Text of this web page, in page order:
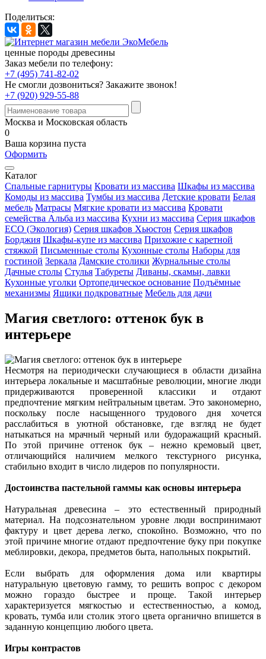
Поделиться:
ценные породы древесины
Заказ мебели по телефону:
+7 (495) 741-82-02
Не смогли дозвониться? Закажите звонок!
+7 (920) 929-55-88
Москва и Московская область
0
Ваша корзина пуста
Оформить
Каталог
Спальные гарнитуры Кровати из массива Шкафы из массива
Комоды из массива Тумбы из массива Детские кровати Белая
мебель Матрасы Мягкие кровати из массива Кровати
семейства Альба из массива Кухни из массива Серия шкафов
ECO (Экология) Серия шкафов Хьюстон Серия шкафов
Борджия Шкафы-купе из массива Прихожие с каретной
стяжкой Письменные столы Кухонные столы Наборы для
гостиной Зеркала Дамские столики Журнальные столы
Дачные столы Стулья Табуреты Диваны, скамьи, лавки
Кухонные уголки Ортопедическое основание Подъёмные
механизмы Ящики подкроватные Мебель для дачи
Магия светлого: оттенок бук в
интерьере
Несмотря на периодически случающиеся в области дизайна
интерьера локальные и масштабные революции, многие люди
придерживаются проверенной классики и отдают
предпочтение мягким нейтральным цветам. Это закономерно,
поскольку после насыщенного трудового дня хочется
расслабиться в уютной обстановке, где взгляд не будет
натыкаться на мрачный черный или будоражащий красный.
По этой причине оттенок бук – нежно кремовый цвет,
отличающийся наличием мелкого текстурного рисунка,
стабильно входит в число лидеров по популярности.
Достоинства пастельной гаммы как основы интерьера
Натуральная древесина – это естественный природный
материал. На подсознательном уровне люди воспринимают
фактуру и цвет дерева легко, спокойно. Возможно, что по
этой причине многие отдают предпочтение буку при покупке
меблировки, декора, предметов быта, напольных покрытий.
Если выбрать для оформления дома или квартиры
натуральную цветовую гамму, то решить вопрос с декором
можно гораздо быстрее и проще. Такой интерьер
характеризуется мягкостью и естественностью, а комод,
кровать, тумба или столик этого цвета органично впишется в
заданную концепцию любого цвета.
Игры контрастов